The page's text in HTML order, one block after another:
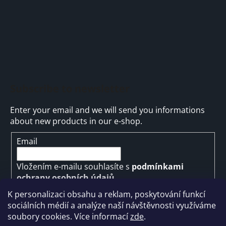
K personalizaci obsahu a reklam, poskytování funkcí
sociálních médií a analýze naší návštěvnosti využíváme
soubory cookies. Více informacízde.
Enter your email and we will send you informations
about new products in our e-shop.
Email
Vložením e-mailu souhlasíte s podmínkami
ochrany osobních údajů
SUBSCRIBE